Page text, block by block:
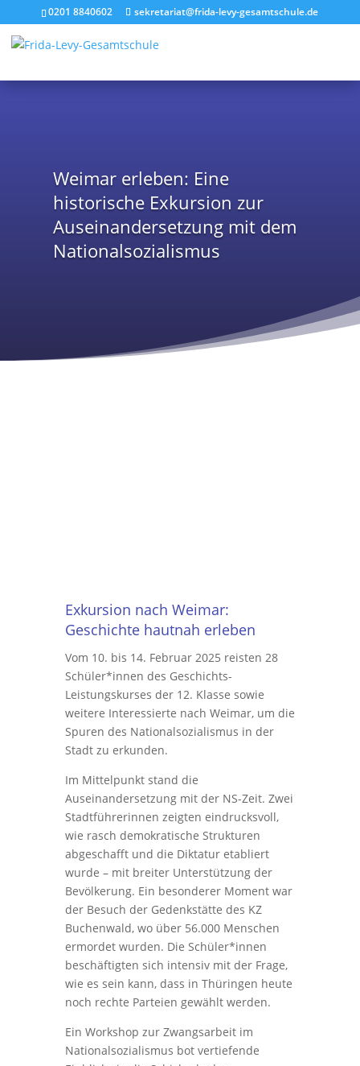
0201 8840602 sekretariat@frida-levy-gesamtschule.de
Weimar erleben: Eine
historische Exkursion zur
Auseinandersetzung mit dem
Nationalsozialismus
Exkursion nach Weimar:
Geschichte hautnah erleben
Vom 10. bis 14. Februar 2025 reisten 28
Schüler*innen des Geschichts-
Leistungskurses der 12. Klasse sowie
weitere Interessierte nach Weimar, um die
Spuren des Nationalsozialismus in der
Stadt zu erkunden.
Im Mittelpunkt stand die
Auseinandersetzung mit der NS-Zeit. Zwei
Stadtführerinnen zeigten eindrucksvoll,
wie rasch demokratische Strukturen
abgeschafft und die Diktatur etabliert
wurde – mit breiter Unterstützung der
Bevölkerung. Ein besonderer Moment war
der Besuch der Gedenkstätte des KZ
Buchenwald, wo über 56.000 Menschen
ermordet wurden. Die Schüler*innen
beschäftigten sich intensiv mit der Frage,
wie es sein kann, dass in Thüringen heute
noch rechte Parteien gewählt werden.
Ein Workshop zur Zwangsarbeit im
Nationalsozialismus bot vertiefende